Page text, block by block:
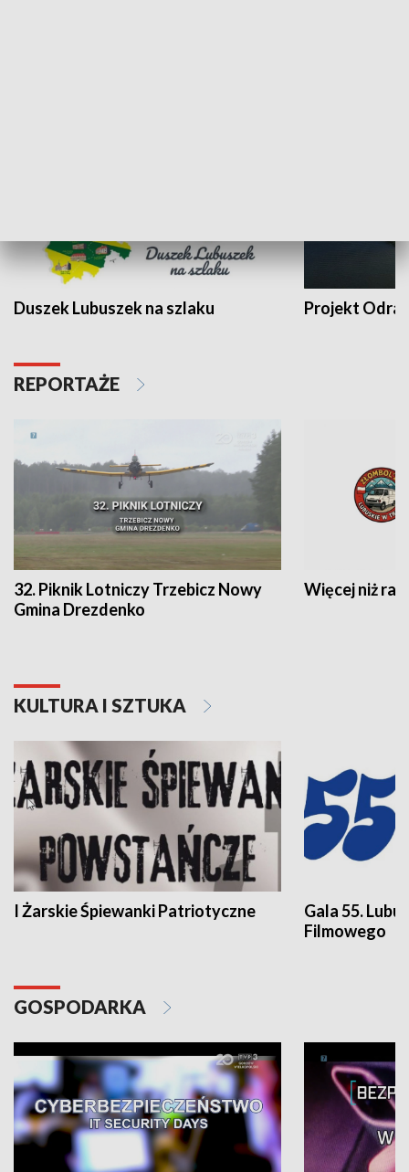
Duszek Lubuszek na szlaku Projekt Odra
REPORTAŻE
32. Piknik Lotniczy Trzebicz Nowy
Gmina Drezdenko
Więcej niż rajd
KULTURA I SZTUKA
I Żarskie Śpiewanki Patriotyczne
Gala 55.
Filmowego
GOSPODARKA